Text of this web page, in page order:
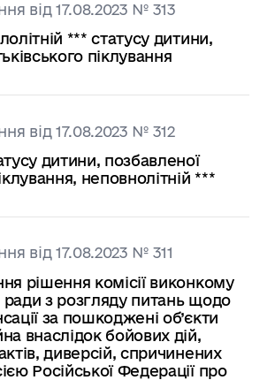
від 17.08.2023 № 313
*** статусу дитини,
піклування
від 17.08.2023 № 312
дитини, позбавленої
неповнолітній ***
від 17.08.2023 № 311
рішення комісії виконкому
ради з розгляду питань щодо
за пошкоджені об’єкти
внаслідок бойових дій,
диверсій, спричинених
Російської Федерації про